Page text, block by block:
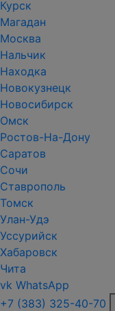
Курск
Магадан
Москва
Нальчик
Находка
Новокузнецк
Новосибирск
Омск
Ростов-На-Дону
Саратов
Сочи
Ставрополь
Томск
Улан-Удэ
Уссурийск
Хабаровск
Чита
vk WhatsApp
+7 (383) 325-40-70